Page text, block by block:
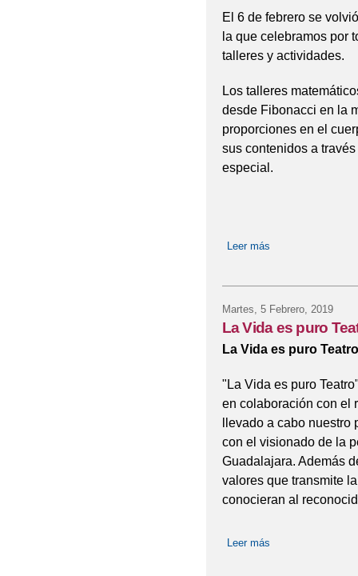
El 6 de febrero se
la que celebramos por
talleres y actividades.
Los talleres
desde Fibonacci en la
proporciones en el
sus contenidos a
especial.
Leer más
Martes, 5 Febrero, 2019
La Vida es puro
La Vida es puro
"La Vida es puro
en colaboración con el
llevado a cabo nuestro
con el visionado de la
Guadalajara. Además
valores que transmite
conocieran al
Leer más